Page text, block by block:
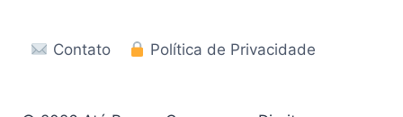
Contato Política de Privacidade